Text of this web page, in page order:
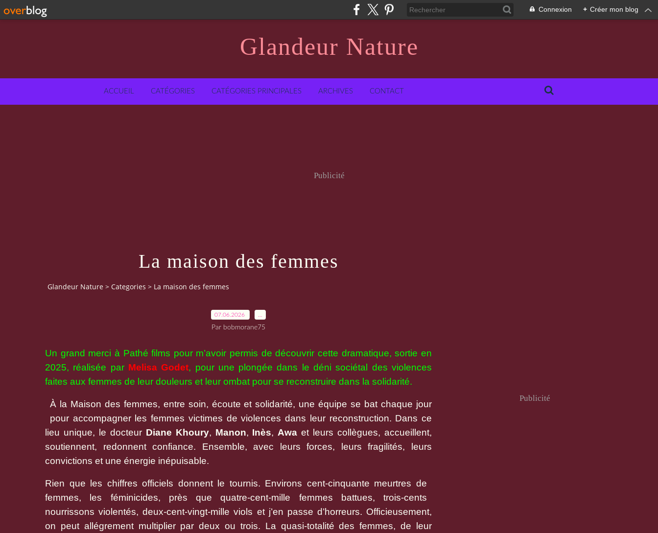
Connexion + Créer mon blog
Glandeur Nature
ACCUEIL CATÉGORIES CATÉGORIES PRINCIPALES ARCHIVES CONTACT
Publicité
La maison des femmes
Glandeur Nature > Categories > La maison des femmes
07.06.2026
Par bobmorane75
Un grand merci à Pathé films pour m’avoir permis de découvrir cette dramatique, sortie en
2025, réalisée par Melisa Godet, pour une plongée dans le déni sociétal des violences
faites aux femmes de leur douleurs et leur ombat pour se reconstruire dans la solidarité.
À la Maison des femmes, entre soin, écoute et solidarité, une équipe se bat chaque jour
pour accompagner les femmes victimes de violences dans leur reconstruction. Dans ce
lieu unique, le docteur Diane Khoury, Manon, Inès, Awa et leurs collègues, accueillent,
soutiennent, redonnent confiance. Ensemble, avec leurs forces, leurs fragilités, leurs
convictions et une énergie inépuisable.
Rien que les chiffres officiels donnent le tournis. Environs cent-cinquante meurtres de
femmes, les féminicides, près que quatre-cent-mille femmes battues, trois-cents
nourrissons violentés, deux-cent-vingt-mille viols et j’en passe d’horreurs. Officieusement,
on peut allégrement multiplier par deux ou trois. La quasi-totalité des femmes, de leur
Publicité